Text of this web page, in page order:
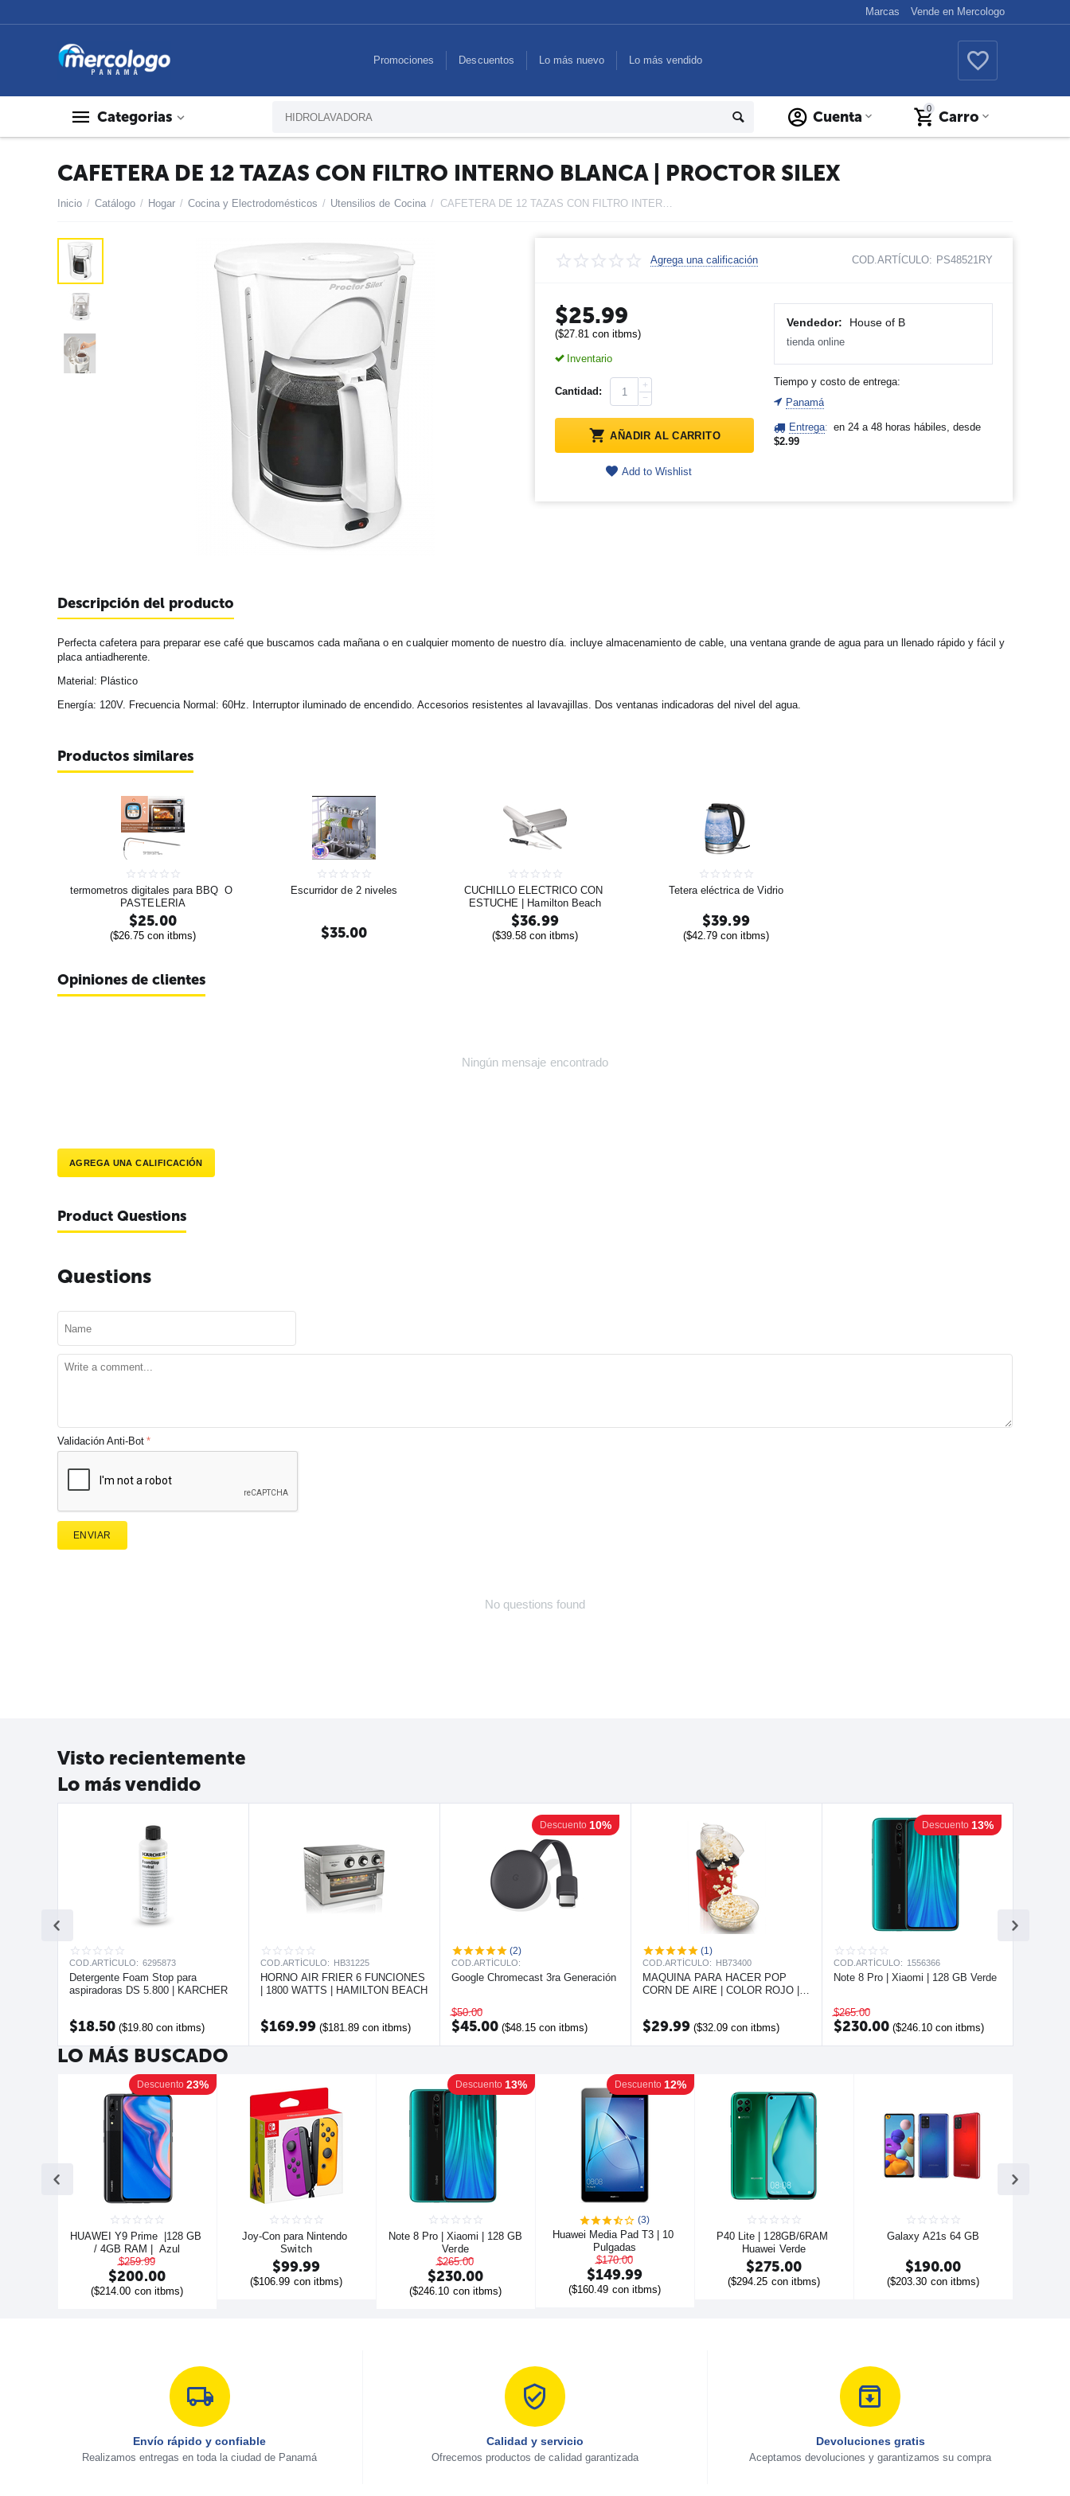
Marcas Vende en Mercologo
Promociones Descuentos Lo más nuevo Lo más vendido
Categorias 0 Carro
Cuenta
CAFETERA DE 12 TAZAS CON FILTRO INTERNO BLANCA | PROCTOR SILEX
Inicio / Catálogo / Hogar / Cocina y Electrodomésticos / Utensilios de Cocina / CAFETERA DE 12 TAZAS CON FILTRO INTERNO BLANCA | PROCTOR SILEX
Agrega una calificación COD.ARTÍCULO: PS48521RY
$25.99
($27.81 con itbms)
Inventario
Cantidad:
+
−
AÑADIR AL CARRITO
Add to Wishlist
Vendedor: House of B
tienda online
Tiempo y costo de entrega:
Panamá
Entrega: en 24 a 48 horas hábiles, desde
$2.99
Descripción del producto
Perfecta cafetera para preparar ese café que buscamos cada mañana o en cualquier momento de nuestro día. incluye almacenamiento de cable, una ventana grande de agua para un llenado rápido y fácil y
placa antiadherente.
Material: Plástico
Energía: 120V. Frecuencia Normal: 60Hz. Interruptor iluminado de encendido. Accesorios resistentes al lavavajillas. Dos ventanas indicadoras del nivel del agua.
Productos similares
termometros digitales para BBQ  O
PASTELERIA
$25.00
($26.75 con itbms)
Escurridor de 2 niveles
$35.00
CUCHILLO ELECTRICO CON
ESTUCHE | Hamilton Beach
$36.99
($39.58 con itbms)
Tetera eléctrica de Vidrio
$39.99
($42.79 con itbms)
Opiniones de clientes
Ningún mensaje encontrado
AGREGA UNA CALIFICACIÓN
Product Questions
Questions
Validación Anti-Bot
ENVIAR
No questions found
Visto recientemente
Lo más vendido
COD.ARTÍCULO: 6295873
Detergente Foam Stop para
aspiradoras DS 5.800 | KARCHER
$18.50 ($19.80 con itbms)
COD.ARTÍCULO: HB31225
HORNO AIR FRIER 6 FUNCIONES
| 1800 WATTS | HAMILTON BEACH
$169.99 ($181.89 con itbms)
Descuento 10%
(2)
COD.ARTÍCULO:
Google Chromecast 3ra Generación
$50.00
$45.00 ($48.15 con itbms)
(1)
COD.ARTÍCULO: HB73400
MAQUINA PARA HACER POP
CORN DE AIRE | COLOR ROJO |
$29.99 ($32.09 con itbms)
Descuento 13%
COD.ARTÍCULO: 1556366
Note 8 Pro | Xiaomi | 128 GB Verde
$265.00
$230.00 ($246.10 con itbms)
LO MÁS BUSCADO
Descuento 23%
HUAWEI Y9 Prime  |128 GB
/ 4GB RAM |  Azul
$259.99
$200.00
($214.00 con itbms)
Joy-Con para Nintendo
Switch
$99.99
($106.99 con itbms)
Descuento 13%
Note 8 Pro | Xiaomi | 128 GB
Verde
$265.00
$230.00
($246.10 con itbms)
Descuento 12%
(3)
Huawei Media Pad T3 | 10
Pulgadas
$170.00
$149.99
($160.49 con itbms)
P40 Lite | 128GB/6RAM
Huawei Verde
$275.00
($294.25 con itbms)
Galaxy A21s 64 GB
$190.00
($203.30 con itbms)
Envío rápido y confiable
Realizamos entregas en toda la ciudad de Panamá
Calidad y servicio
Ofrecemos productos de calidad garantizada
Devoluciones gratis
Aceptamos devoluciones y garantizamos su compra